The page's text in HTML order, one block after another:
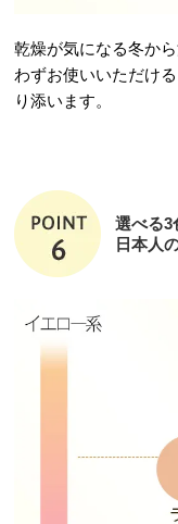
乾燥が気になる冬か
わずお使いいただけ
り添います。
選べる3
日本人